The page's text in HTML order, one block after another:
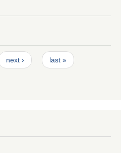
next › last »